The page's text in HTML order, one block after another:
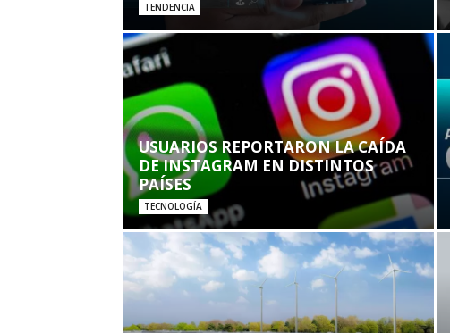
TENDENCIA
USUARIOS REPORTARON LA CAÍDA
DE INSTAGRAM EN DISTINTOS
PAÍSES
TECNOLOGÍA